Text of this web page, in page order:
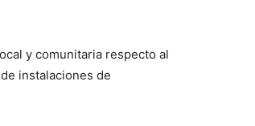
y comunitaria respecto al
instalaciones de